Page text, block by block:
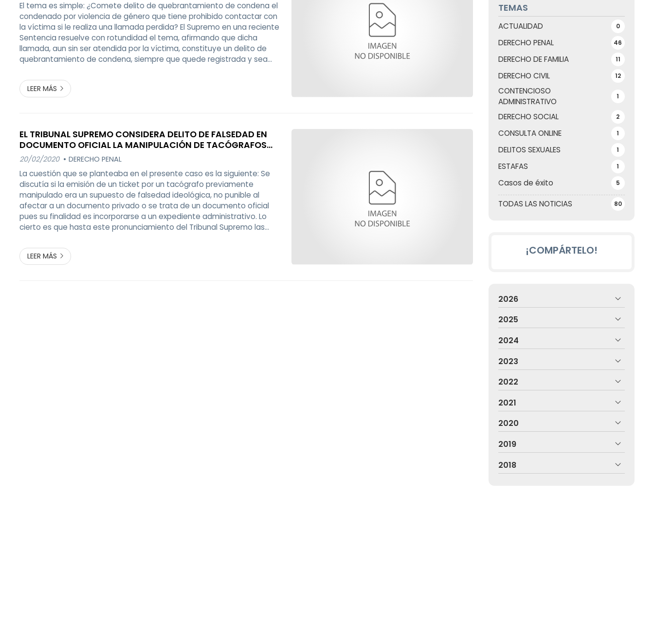
TEMAS
TODAS LAS NOTICIAS 80
ACTUALIDAD 0
DERECHO PENAL 46
DERECHO DE FAMILIA 11
DERECHO CIVIL 12
CONTENCIOSO
ADMINISTRATIVO
1
DERECHO SOCIAL 2
CONSULTA ONLINE 1
DELITOS SEXUALES 1
ESTAFAS 1
Casos de éxito 5
El tema es simple: ¿Comete delito de quebrantamiento de condena el
condenado por violencia de género que tiene prohibido contactar con
la víctima si le realiza una llamada perdida? El Supremo en una reciente
Sentencia resuelve con rotundidad el tema, afirmando que dicha
llamada, aun sin ser atendida por la víctima, constituye un delito de
quebrantamiento de condena, siempre que quede registrada y sea
existencia de la llamada ...
LEER MÁS
EL TRIBUNAL SUPREMO CONSIDERA DELITO DE FALSEDAD EN
DOCUMENTO OFICIAL LA MANIPULACIÓN DE TACÓGRAFOS
PARA SORTEAR CONTROLES POLICIALES Y ADMINISTRATIVOS
20/02/2020 DERECHO PENAL
La cuestión que se planteaba en el presente caso es la siguiente: Se
discutía si la emisión de un ticket por un tacógrafo previamente
manipulado era un supuesto de falsedad ideológica, no punible al
afectar a un documento privado o se trata de un documento oficial
pues su finalidad es incorporarse a un expediente administrativo. Lo
cierto es que hasta este pronunciamiento del Tribunal Supremo las
cual generaba una evidente in...
LEER MÁS ¡COMPÁRTELO!
2026
2025
2024
2023
2022
2021
2020
2019
2018